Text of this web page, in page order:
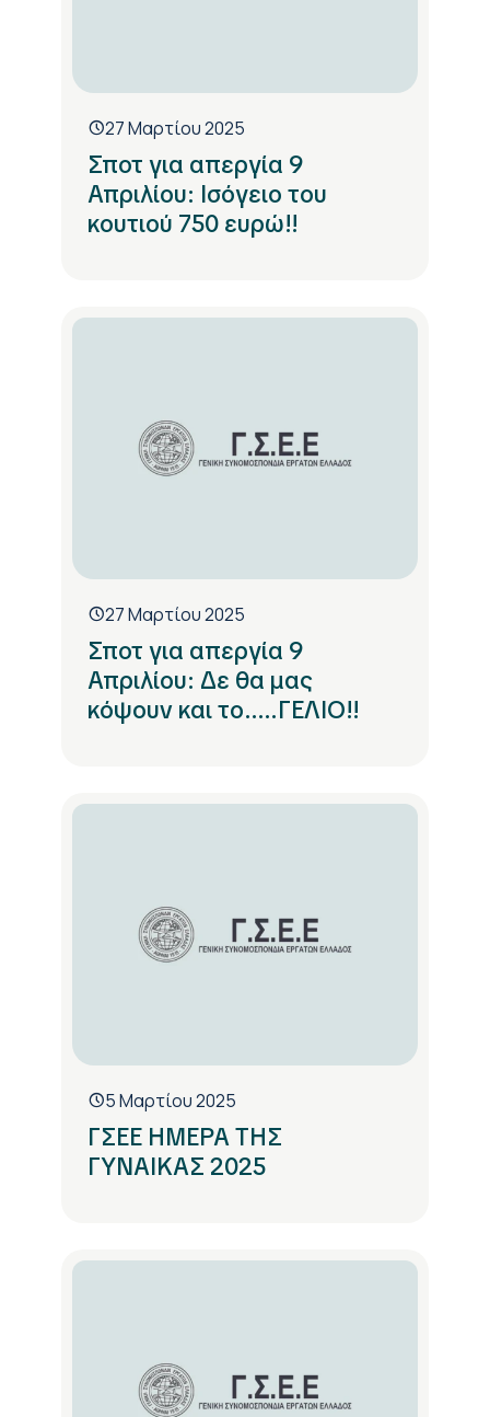
27 Μαρτίου 2025
Σποτ για απεργία 9
Απριλίου: Ισόγειο του
κουτιού 750 ευρώ!!
27 Μαρτίου 2025
Σποτ για απεργία 9
Απριλίου: Δε θα μας
κόψουν και το.....ΓΕΛΙΟ!!
5 Μαρτίου 2025
ΓΣΕΕ ΗΜΕΡΑ ΤΗΣ
ΓΥΝΑΙΚΑΣ 2025